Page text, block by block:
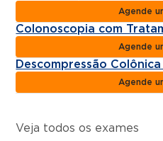
Agende
Colonoscopia com
Agende
Descompressão
Agende
Veja todos os exames